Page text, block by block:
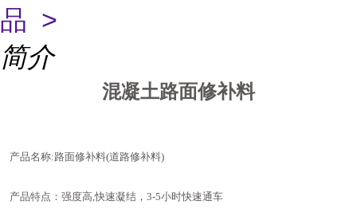
品 >
简介
混凝土路面修补料
产品名称:路面修补料(道路修补料)
产品特点 ： 强度高,快速凝结 ，3-5小时快速通车